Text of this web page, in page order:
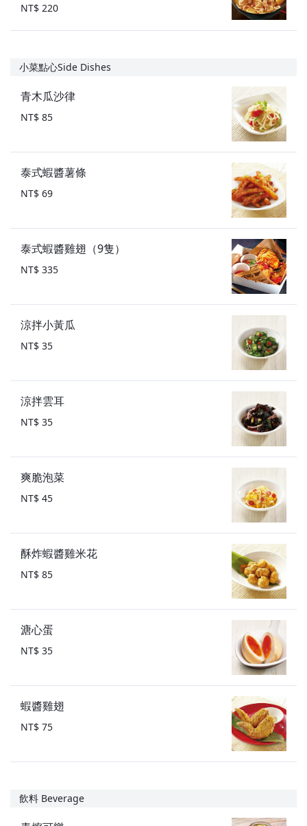
NT$ 220
小菜點心Side Dishes
青木瓜沙律
NT$ 85
泰式蝦醬薯條
NT$ 69
泰式蝦醬雞翅（9隻）
NT$ 335
涼拌小黃瓜
NT$ 35
涼拌雲耳
NT$ 35
爽脆泡菜
NT$ 45
酥炸蝦醬雞米花
NT$ 85
溏心蛋
NT$ 35
蝦醬雞翅
NT$ 75
飲料 Beverage